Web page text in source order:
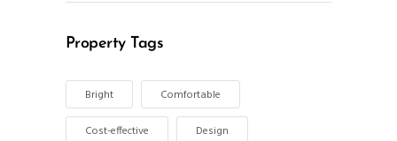
Property Tags
Bright Comfortable
Cost-effective Design